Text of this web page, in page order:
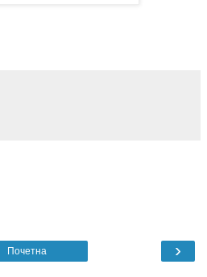
›
Почетна